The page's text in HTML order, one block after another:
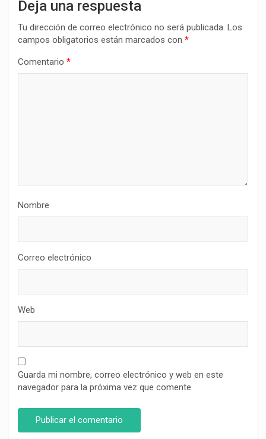
Deja una respuesta
Tu dirección de correo electrónico no será publicada. Los
campos obligatorios están marcados con *
Comentario *
Nombre
Correo electrónico
Web
Guarda mi nombre, correo electrónico y web en este
navegador para la próxima vez que comente.